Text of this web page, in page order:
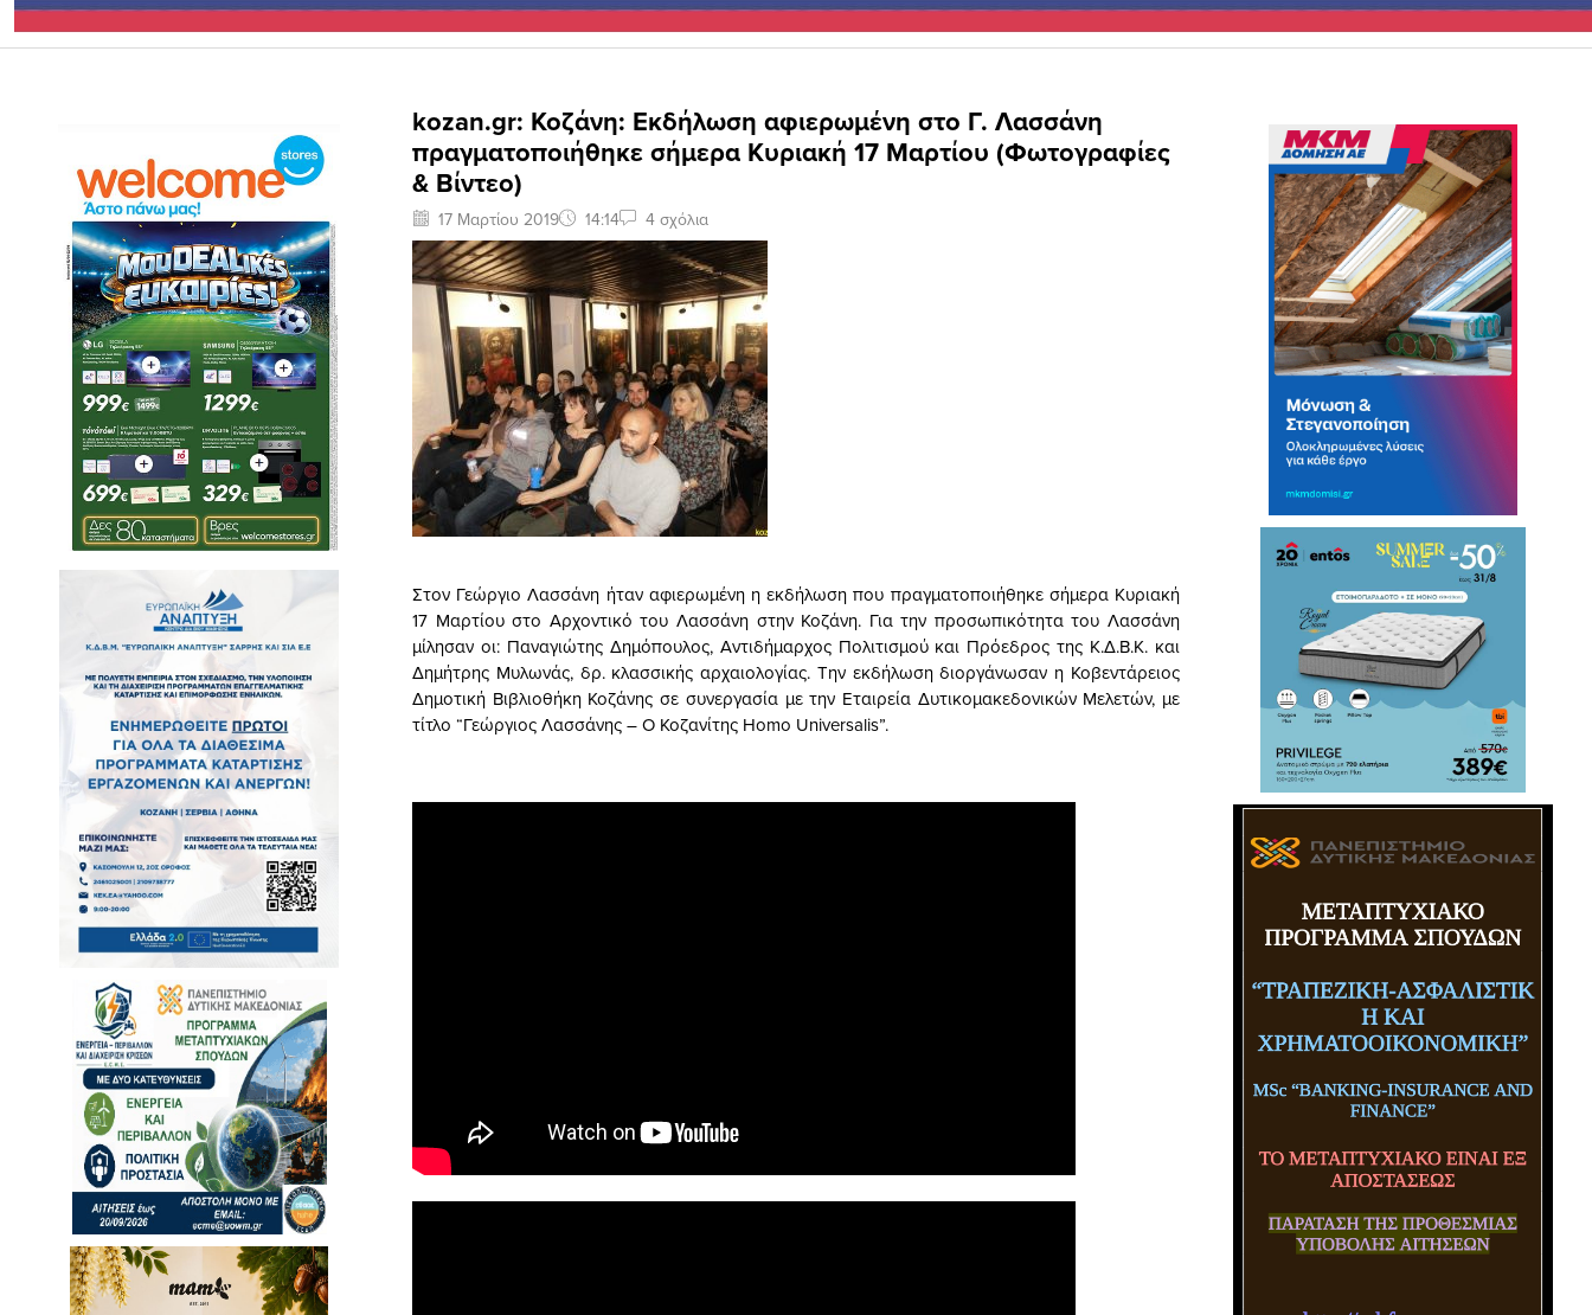
kozan.gr: Κοζάνη: Εκδήλωση αφιερωμένη στο Γ. Λασσάνη
πραγματοποιήθηκε σήμερα Κυριακή 17 Μαρτίου (Φωτογραφίες
& Βίντεο)
17 Μαρτίου 2019 14:14 4 σχόλια
Στον Γεώργιο Λασσάνη ήταν αφιερωμένη η εκδήλωση που πραγματοποιήθηκε σήμερα Κυριακή
17 Μαρτίου στο Αρχοντικό του Λασσάνη στην Κοζάνη. Για την προσωπικότητα του Λασσάνη
μίλησαν οι: Παναγιώτης Δημόπουλος, Αντιδήμαρχος Πολιτισμού και Πρόεδρος της Κ.Δ.Β.Κ. και
Δημήτρης Μυλωνάς, δρ. κλασσικής αρχαιολογίας. Την εκδήλωση διοργάνωσαν η Κοβεντάρειος
Δημοτική Βιβλιοθήκη Κοζάνης σε συνεργασία με την Εταιρεία Δυτικομακεδονικών Mελετών, με
τίτλο “Γεώργιος Λασσάνης – Ο Κοζανίτης Homo Universalis”.